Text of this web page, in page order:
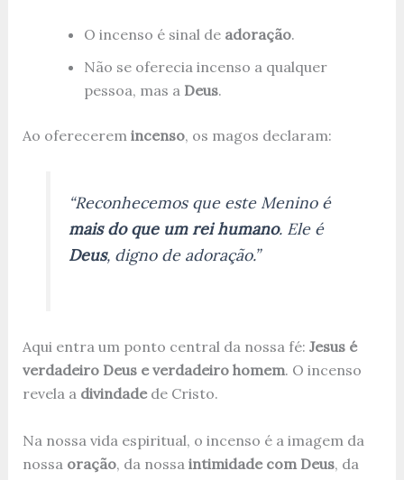
O incenso é sinal de adoração.
Não se oferecia incenso a qualquer
pessoa, mas a Deus.
Ao oferecerem incenso, os magos declaram:
“Reconhecemos que este Menino é
mais do que um rei humano. Ele é
Deus, digno de adoração.”
Aqui entra um ponto central da nossa fé: Jesus é
verdadeiro Deus e verdadeiro homem. O incenso
revela a divindadede Cristo.
Na nossa vida espiritual, o incenso é a imagem da
nossa oração, da nossa intimidade com Deus, da